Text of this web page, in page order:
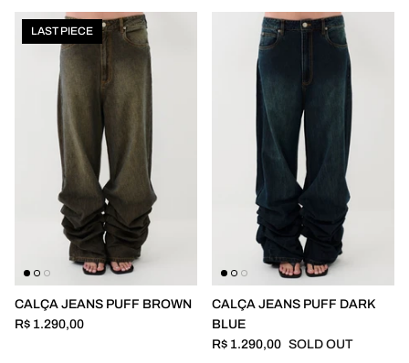
LAST PIECE
CALÇA JEANS PUFF BROWN
R$ 1.290,00
CALÇA JEANS PUFF DARK
BLUE
R$ 1.290,00 SOLD OUT